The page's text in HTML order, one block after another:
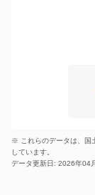
※ これらのデータは、国
しています。
データ更新日: 2026年04